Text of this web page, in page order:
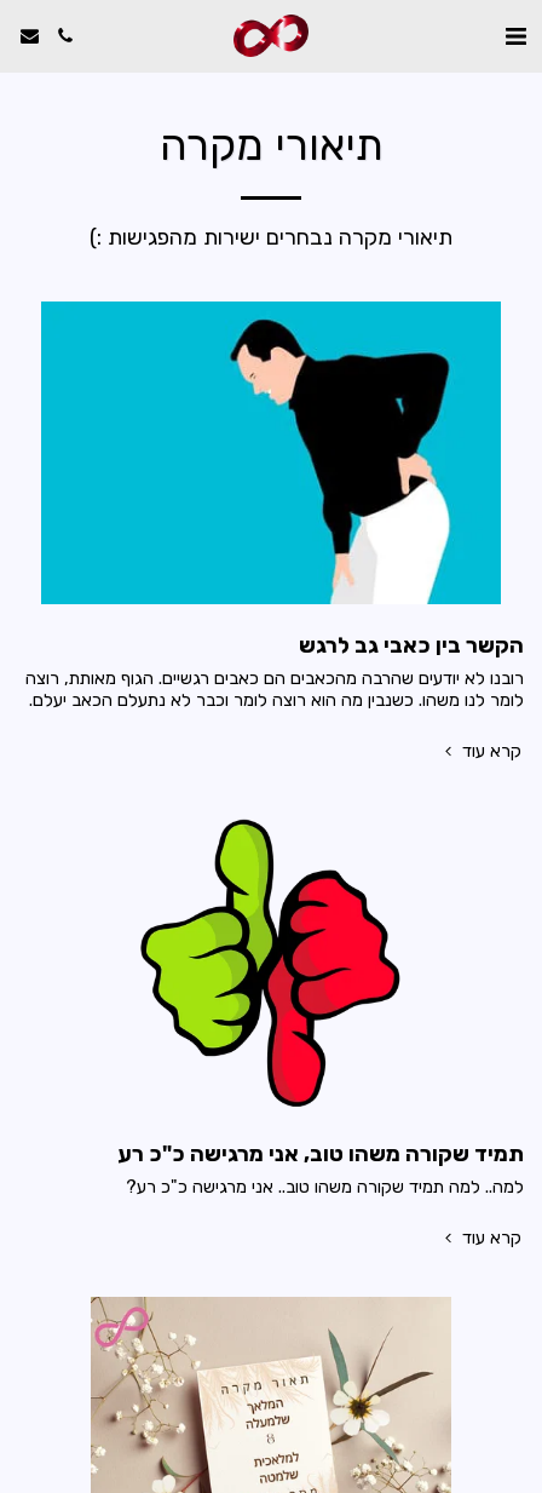
תיאורי מקרה
תיאורי מקרה נבחרים ישירות מהפגישות :)
הקשר בין כאבי גב לרגש
רובנו לא יודעים שהרבה מהכאבים הם כאבים רגשיים. הגוף מאותת, רוצה
לומר לנו משהו. כשנבין מה הוא רוצה לומר וכבר לא נתעלם הכאב יעלם.
קרא עוד
תמיד שקורה משהו טוב, אני מרגישה כ"כ רע
למה.. למה תמיד שקורה משהו טוב.. אני מרגישה כ"כ רע?
קרא עוד